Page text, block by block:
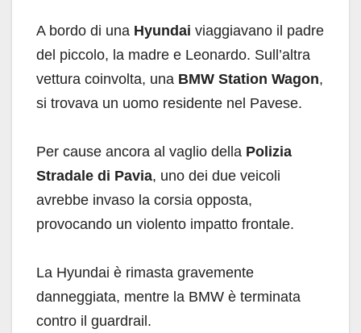
A bordo di una Hyundai viaggiavano il padre
del piccolo, la madre e Leonardo. Sull’altra
vettura coinvolta, una BMW Station Wagon,
si trovava un uomo residente nel Pavese.
Per cause ancora al vaglio della Polizia
Stradale di Pavia, uno dei due veicoli
avrebbe invaso la corsia opposta,
provocando un violento impatto frontale.
La Hyundai è rimasta gravemente
danneggiata, mentre la BMW è terminata
contro il guardrail.